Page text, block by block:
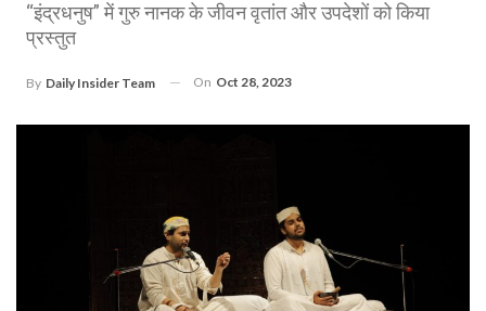
“इंद्रधनुष” में गुरु नानक के जीवन वृतांत और उपदेशों को किया
प्रस्तुत
By Daily Insider Team On Oct 28, 2023